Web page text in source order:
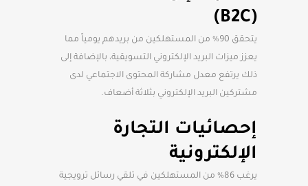
(B2C)
يتحقق 90% من المستهلكين من بريدهم يومياً مما
يعزز ميزات البريد الإلكتروني التسويقية، بالإضافة إلى
ذلك يرتفع معدل مشاركة المحتوى الاجتماعي لدى
مشتركين البريد الإلكتروني بثلاثة أضعاف.
إحصائيات التجارة
الإلكترونية
يرغب 86% من المستهلكين في تلقي رسائل ترويجية